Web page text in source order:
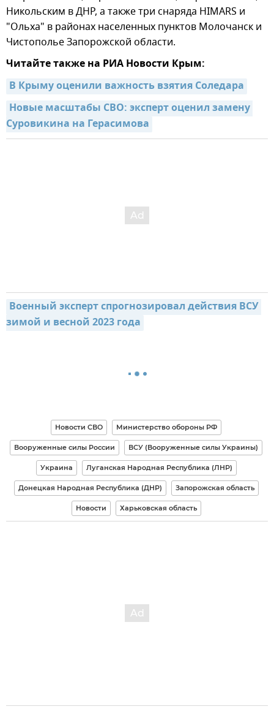
Никольским в ДНР, а также три снаряда HIMARS и
"Ольха" в районах населенных пунктов Молочанск и
Чистополье Запорожской области.
Читайте также на РИА Новости Крым:
В Крыму оценили важность взятия Соледара
Новые масштабы СВО: эксперт оценил замену
Суровикина на Герасимова
Военный эксперт спрогнозировал действия ВСУ
зимой и весной 2023 года
Новости СВО Министерство обороны РФ
Вооруженные силы России ВСУ (Вооруженные силы Украины)
Украина Луганская Народная Республика (ЛНР)
Донецкая Народная Республика (ДНР) Запорожская область
Новости Харьковская область